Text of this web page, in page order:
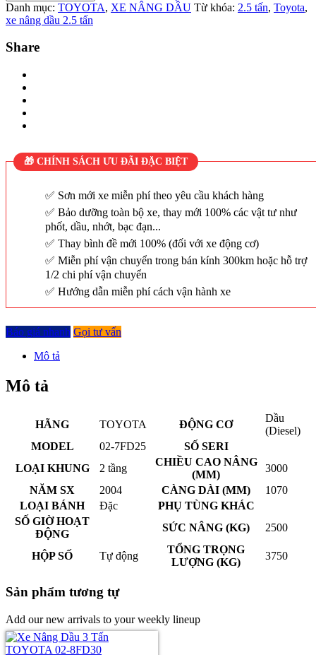
Danh mục: TOYOTA, XE NÂNG DẦU Từ khóa: 2.5 tấn, Toyota,
xe nâng dầu 2.5 tấn
Share
🎁 CHÍNH SÁCH ƯU ĐÃI ĐẶC BIỆT
Sơn mới xe miễn phí theo yêu cầu khách hàng
Bảo dưỡng toàn bộ xe, thay mới 100% các vật tư như
phốt, dầu, nhớt, bạc đạn...
Thay bình đề mới 100% (đối với xe động cơ)
Miễn phí vận chuyển trong bán kính 300km hoặc hỗ trợ
1/2 chi phí vận chuyển
Hướng dẫn miễn phí cách vận hành xe
Báo giá nhanh Gọi tư vấn
Mô tả
Mô tả
HÃNG TOYOTA ĐỘNG CƠ
Dầu
(Diesel)
MODEL
02-7FD25
SỐ SERI
LOẠI KHUNG
2 tầng
CHIỀU CAO NÂNG
(MM)
3000
NĂM SX
2004 CÀNG DÀI (MM)
1070
LOẠI BÁNH
Đặc
PHỤ TÙNG KHÁC
SỐ GIỜ HOẠT
ĐỘNG
SỨC NÂNG (KG) 2500
HỘP SỐ Tự động
TỔNG TRỌNG
LƯỢNG (KG)
3750
Sản phẩm tương tự
Add our new arrivals to your weekly lineup